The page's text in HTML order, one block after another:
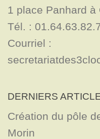
1 place Panhard à
Tél. :
Courriel :
DERNIERS
Création du pôle
Morin